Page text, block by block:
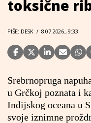
toksične
PIŠE: DESK / 8.07.2026., 9:33
Srebrnopruga
u Grčkoj poznata i
Indijskog oceana u
svoje iznimne